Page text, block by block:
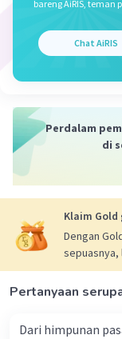
= 3
= 1
Beri
06
bareng AiRIS, teman
Chat AiRIS
Perdalam
di
Klaim
Dengan
sepuasnya,
Pertanyaan
Dari himpunan